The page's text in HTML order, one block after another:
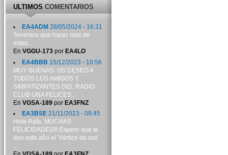
ULTIMOSCOMENTARIOS
EA4ADM 28/05/2024 - 16:31
Tenemos que hacer mas de
estas....
En VGGU-173por EA4LO
EA4BBB 15/12/2023 - 10:56
MUY BUENAS. OS DESEO A
TODOS LOS AMIGOS Y
SIMPATIZANTES DEL RADIO
CLUB UNA FELICES...
En VGSA-189por EA3FNZ
EA3BSE21/11/2023 - 09:45
Hola Rafa. MUCHAS
FELICIDADES!!! Espero que te
den este año el 'Vértice de oro'
...